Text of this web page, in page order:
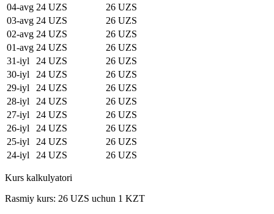
04-avg 24 UZS
26 UZS
03-avg 24 UZS
26 UZS
02-avg 24 UZS
26 UZS
01-avg 24 UZS
26 UZS
31-iyl
24 UZS
26 UZS
30-iyl
24 UZS
26 UZS
29-iyl
24 UZS
26 UZS
28-iyl
24 UZS
26 UZS
27-iyl
24 UZS
26 UZS
26-iyl
24 UZS
26 UZS
25-iyl
24 UZS
26 UZS
24-iyl
24 UZS 26 UZS
Kurs kalkulyatori
Rasmiy kurs: 26 UZS uchun 1 KZT